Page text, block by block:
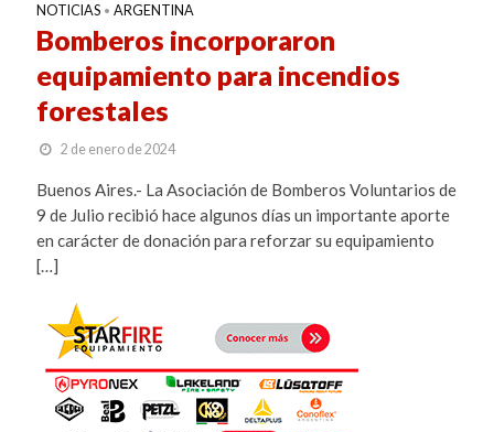
NOTICIAS • ARGENTINA
Bomberos incorporaron
equipamiento para incendios
forestales
2 de enero de 2024
Buenos Aires.- La Asociación de Bomberos Voluntarios de
9 de Julio recibió hace algunos días un importante aporte
en carácter de donación para reforzar su equipamiento
[…]